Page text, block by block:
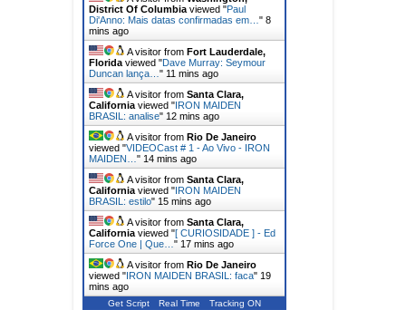
District Of Columbiaviewed "Paul
Di'Anno: Mais datas confirmadas em…" 9
mins ago
A visitor from Fort Lauderdale,
Floridaviewed "Dave Murray: Seymour
Duncan lança…" 11 mins ago
A visitor from Santa Clara,
Californiaviewed " IRON MAIDEN
BRASIL: analise" 12 mins ago
A visitor from Rio De Janeiro
viewed "VIDEOCast # 1 - Ao Vivo - IRON
MAIDEN…" 14 mins ago
A visitor from Santa Clara,
Californiaviewed " IRON MAIDEN
BRASIL: estilo" 15 mins ago
A visitor from Santa Clara,
Californiaviewed "[ CURIOSIDADE ] - Ed
Force One | Que…" 17 mins ago
A visitor from Rio De Janeiro
viewed " IRON MAIDEN BRASIL: faca" 19
mins ago
Get Script Real Time Tracking ON